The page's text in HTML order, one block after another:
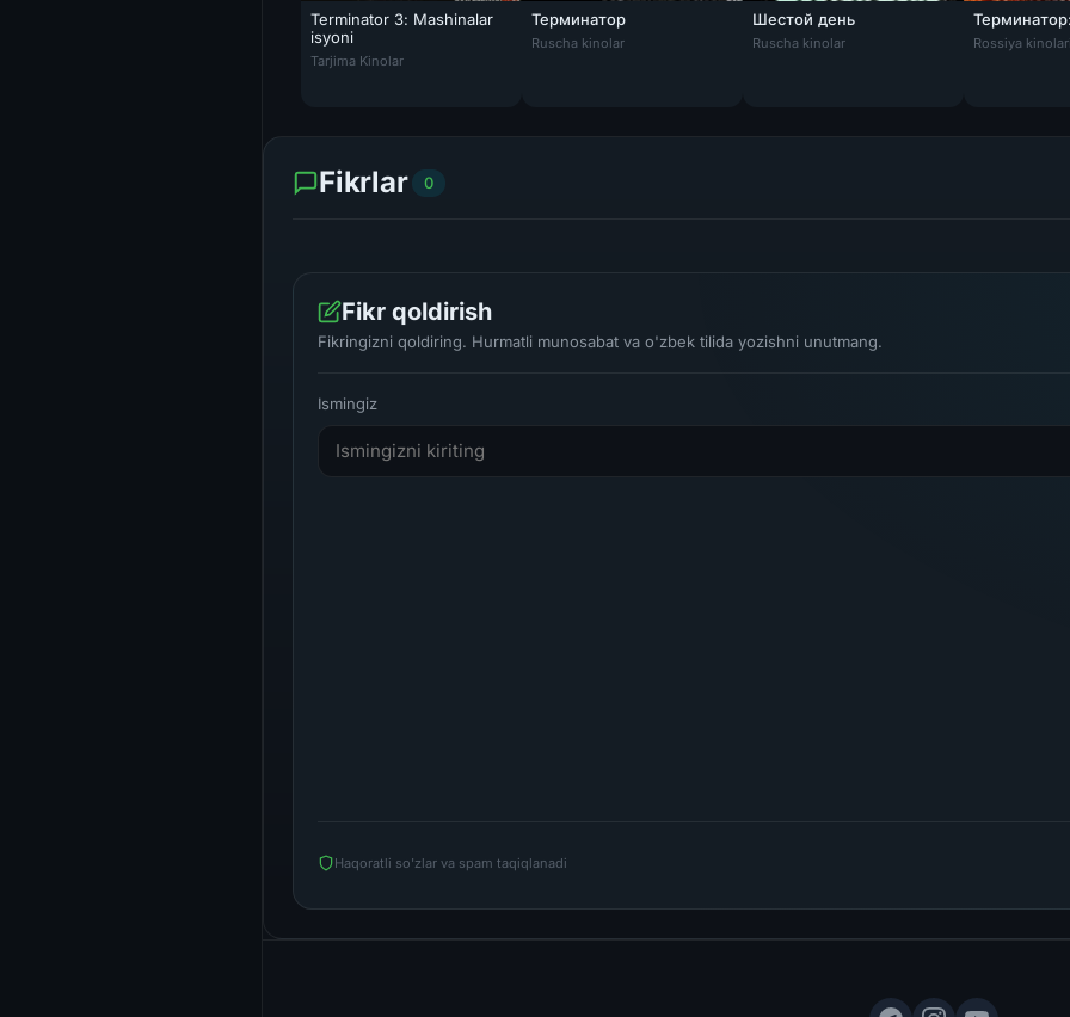
Terminator 3: Mashinalar
isyoni
Terminator 3: Mashinalar isyoni Uzbek tilida 2003 O'zbekcha tarjima kino HD
Tarjima Kinolar
Терминатор
Ruscha kinolar
Шестой день
Ruscha kinolar Rossiya
Fikrlar 0
Fikr qoldirish
Fikringizni qoldiring. Hurmatli munosabat va o'zbek tilida yozishni unutmang.
Ismingiz
Haqoratli so'zlar va spam taqiqlanadi